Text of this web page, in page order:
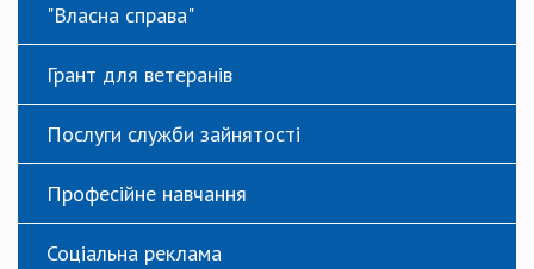
"Власна справа"
Грант для ветеранів
Послуги служби зайнятості
Професійне навчання
Соціальна реклама